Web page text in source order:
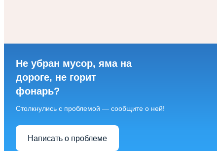
Не убран мусор, яма на
дороге, не горит
фонарь?
Столкнулись с проблемой — сообщите о ней!
Написать о проблеме